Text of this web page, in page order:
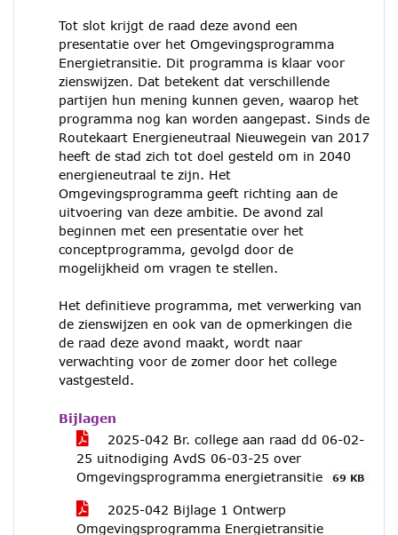
Tot slot krijgt de raad deze avond een
presentatie over het Omgevingsprogramma
Energietransitie. Dit programma is klaar voor
zienswijzen. Dat betekent dat verschillende
partijen hun mening kunnen geven, waarop het
programma nog kan worden aangepast. Sinds de
Routekaart Energieneutraal Nieuwegein van 2017
heeft de stad zich tot doel gesteld om in 2040
energieneutraal te zijn. Het
Omgevingsprogramma geeft richting aan de
uitvoering van deze ambitie. De avond zal
beginnen met een presentatie over het
conceptprogramma, gevolgd door de
mogelijkheid om vragen te stellen.
Het definitieve programma, met verwerking van
de zienswijzen en ook van de opmerkingen die
de raad deze avond maakt, wordt naar
verwachting voor de zomer door het college
vastgesteld.
Bijlagen
2025-042 Br. college aan raad dd 06-02-
25 uitnodiging AvdS 06-03-25 over
Omgevingsprogramma energietransitie
69 KB
2025-042 Bijlage 1 Ontwerp
Omgevingsprogramma Energietransitie